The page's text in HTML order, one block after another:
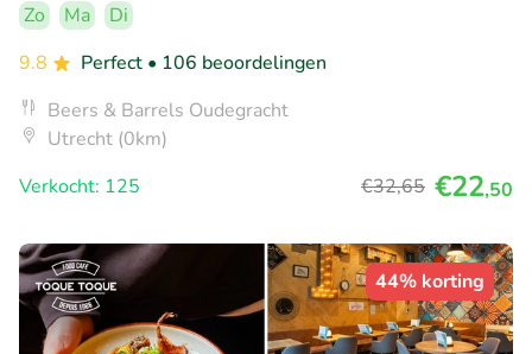
Zo Ma
Di
9.8
Perfect • 106 beoordelingen
Beers & Barrels Oudegracht
Utrecht (0km)
Verkocht: 125
€32,65 €22,50
44% korting